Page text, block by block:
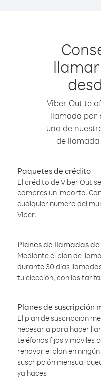
Viber Out te
llamada por
una de
de
Paquetes de crédito
El crédito de Viber Out
compres un importe.
cualquier número del
Viber.
Planes de llamadas
Mediante el plan de
durante 30 días
tu elección, con las
Planes de suscripción
El plan de suscripción
necesaria para hacer
teléfonos fijos y móviles
renovar el plan en
suscripción mensual
ya haces